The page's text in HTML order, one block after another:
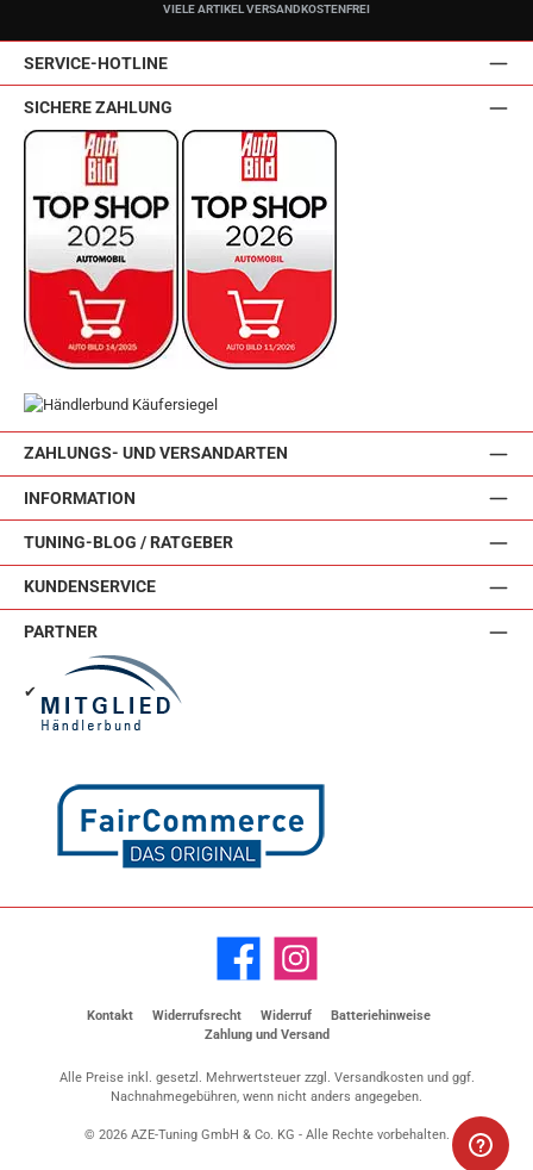
VIELE ARTIKEL VERSANDKOSTENFREI
SERVICE-HOTLINE
ZAHLUNGS- UND VERSANDARTEN
INFORMATION
TUNING-BLOG / RATGEBER
KUNDENSERVICE
SICHERE ZAHLUNG
PARTNER
✔
Facebook Instagram
Kontakt Widerrufsrecht Widerruf
Batteriehinweise
Zahlung und Versand
Alle Preise inkl. gesetzl. Mehrwertsteuer zzgl. Versandkostenund ggf.
Nachnahmegebühren, wenn nicht anders angegeben.
© 2026 AZE-Tuning GmbH & Co. KG - Alle Rechte vorbehalten.